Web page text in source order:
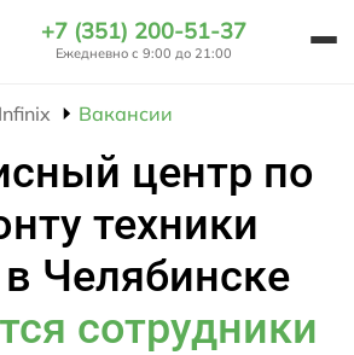
+7 (351) 200-51-37
Ежедневно с 9:00 до 21:00
Вакансии
центр по
техники
в Челябинске
сотрудники